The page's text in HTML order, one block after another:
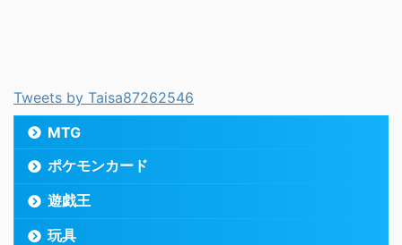
Tweets by Taisa87262546
MTG
ポケモンカード
遊戯王
玩具